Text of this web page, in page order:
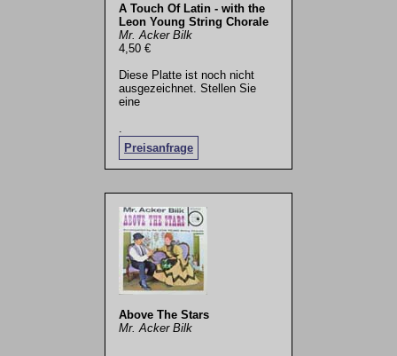
A Touch Of Latin - with the
Leon Young String Chorale
Mr. Acker Bilk
4,50 €
Diese Platte ist noch nicht
ausgezeichnet. Stellen Sie
eine
Preisanfrage
Above The Stars
Mr. Acker Bilk